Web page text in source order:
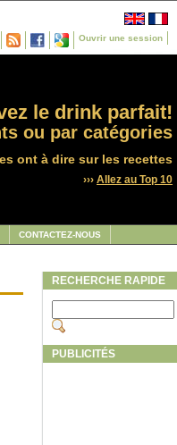
Ouvrir une session
le drink parfait!
ou par catégories
ont à dire sur les recettes
››› Allez au Top 10
CONTACTEZ-NOUS
RECHERCHE RAPIDE
PUBLICITÉS